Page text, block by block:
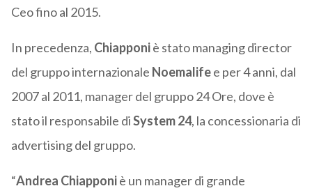
Ceo fino al 2015.
In precedenza, Chiapponiè stato managing director
del gruppo internazionale Noemalifee per 4 anni, dal
2007 al 2011, manager del gruppo 24 Ore, dove è
stato il responsabile diSystem 24, la concessionaria di
advertising del gruppo.
“Andrea Chiapponiè un manager di grande